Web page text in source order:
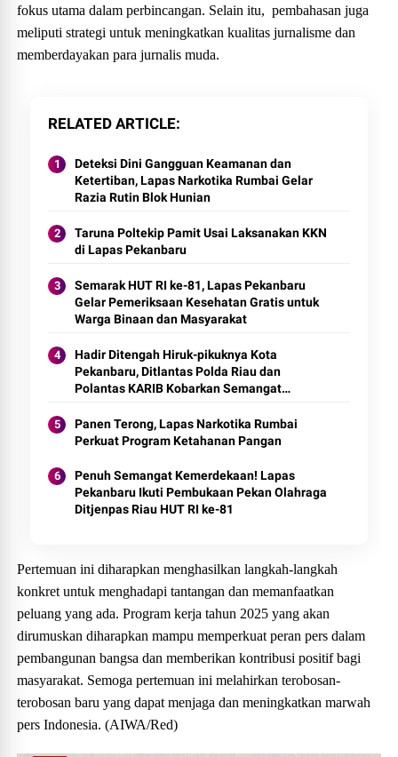
fokus utama dalam perbincangan. Selain itu, pembahasan juga
meliputi strategi untuk meningkatkan kualitas jurnalisme dan
memberdayakan para jurnalis muda.
RELATED ARTICLE
Deteksi Dini Gangguan Keamanan dan
Ketertiban, Lapas Narkotika Rumbai Gelar
Razia Rutin Blok Hunian
Taruna Poltekip Pamit Usai Laksanakan KKN
di Lapas Pekanbaru
Semarak HUT RI ke-81, Lapas Pekanbaru
Gelar Pemeriksaan Kesehatan Gratis untuk
Warga Binaan dan Masyarakat
Hadir Ditengah Hiruk-pikuknya Kota
Pekanbaru, Ditlantas Polda Riau dan
Polantas KARIB Kobarkan Semangat
Policing Jelang HUT RI Ke-81 Tahun
Panen Terong, Lapas Narkotika Rumbai
Perkuat Program Ketahanan Pangan
Penuh Semangat Kemerdekaan! Lapas
Pekanbaru Ikuti Pembukaan Pekan Olahraga
Ditjenpas Riau HUT RI ke-81
Pertemuan ini diharapkan menghasilkan langkah-langkah
konkret untuk menghadapi tantangan dan memanfaatkan
peluang yang ada. Program kerja tahun 2025 yang akan
dirumuskan diharapkan mampu memperkuat peran pers dalam
pembangunan bangsa dan memberikan kontribusi positif bagi
masyarakat. Semoga pertemuan ini melahirkan terobosan-
terobosan baru yang dapat menjaga dan meningkatkan marwah
pers Indonesia. (AIWA/Red)